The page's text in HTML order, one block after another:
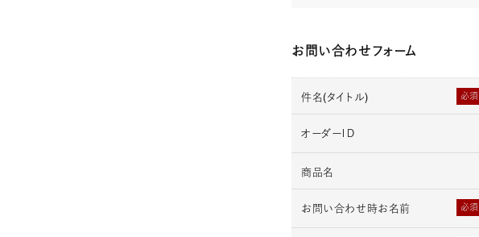
お問い合わせフォーム
必須
件名(タイトル)
オーダーＩＤ
商品名
必須
お問い合わせ時お名前